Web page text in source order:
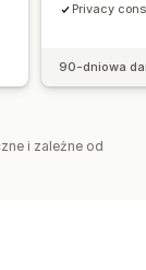
Privacy
90-dniowa
i zależne od